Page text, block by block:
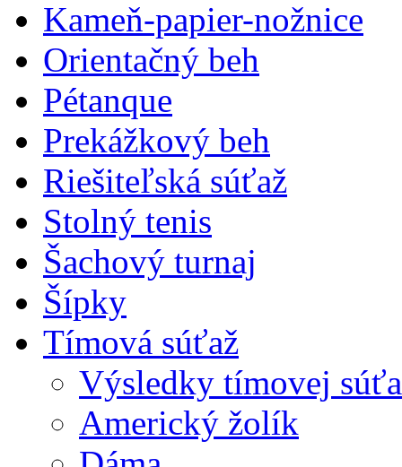
Kameň-papier-nožnice
Orientačný beh
Pétanque
Prekážkový beh
Riešiteľská súťaž
Stolný tenis
Šachový turnaj
Šípky
Tímová súťaž
Výsledky tímovej
Americký žolík